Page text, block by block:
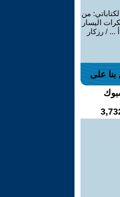
من
اليسار
... / رزكار
بنا على